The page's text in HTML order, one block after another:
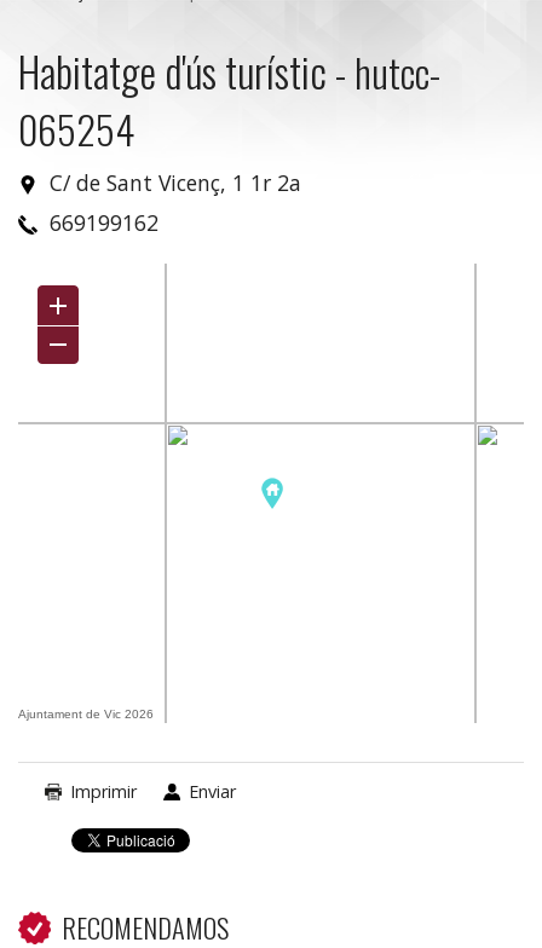
Habitatge d'ús turístic- hutcc-
065254
C/ de Sant Vicenç, 1 1r 2a
669199162
Ajuntament de Vic 2026
Imprimir Enviar
RECOMENDAMOS